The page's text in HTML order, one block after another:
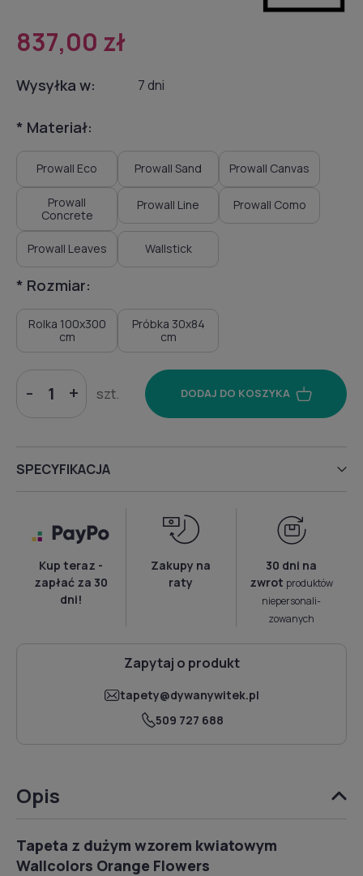
837,00 zł
Wysyłka w: 7 dni
* Materiał:
Prowall Eco Prowall Sand Prowall Canvas
Prowall
Concrete
Prowall Line Prowall Como
Prowall Leaves Wallstick
* Rozmiar:
Rolka 100x300
cm
Próbka 30x84
cm
- + szt. DODAJ DO KOSZYKA
SPECYFIKACJA
Kup teraz -
zapłać za 30
dni!
Zakupy na
raty
30 dni na
zwrot produktów
niepersonali­
zowanych
Zapytaj o produkt
tapety@dywanywitek.pl
509 727 688
Opis
Tapeta z dużym wzorem kwiatowym
Wallcolors Orange Flowers